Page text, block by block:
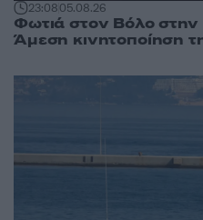
23:0805.08.26
Φωτιά στον Βόλο στην
Άμεση κινητοποίηση